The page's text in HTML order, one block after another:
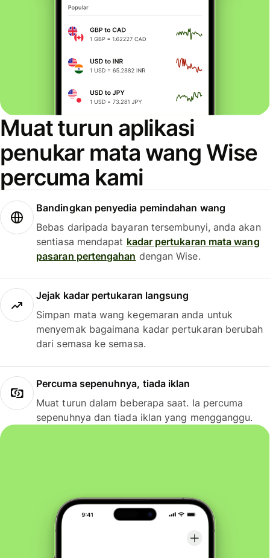
Muat turun aplikasi
penukar mata wang Wise
percuma kami
Bandingkan penyedia pemindahan wang
Bebas daripada bayaran tersembunyi, anda akan
sentiasa mendapat kadar pertukaran mata wang
pasaran pertengahan dengan Wise.
Jejak kadar pertukaran langsung
Simpan mata wang kegemaran anda untuk
menyemak bagaimana kadar pertukaran berubah
dari semasa ke semasa.
Percuma sepenuhnya, tiada iklan
Muat turun dalam beberapa saat. Ia percuma
sepenuhnya dan tiada iklan yang mengganggu.